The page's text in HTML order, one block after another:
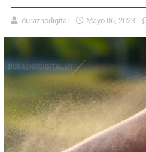
duraznodigital Mayo 06, 2023